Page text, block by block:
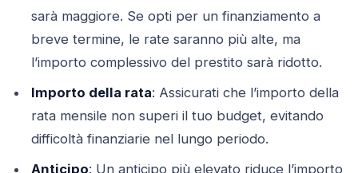
sarà maggiore. Se opti per un finanziamento a
breve termine, le rate saranno più alte, ma
l’importo complessivo del prestito sarà ridotto.
Importo della rata: Assicurati che l’importo della
rata mensile non superi il tuo budget, evitando
difficoltà finanziarie nel lungo periodo.
Anticipo: Un anticipo più elevato riduce l’importo